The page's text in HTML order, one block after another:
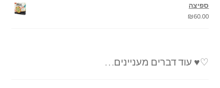
ספיצה
₪60.00
♡♥ עוד דברים מעניינים…